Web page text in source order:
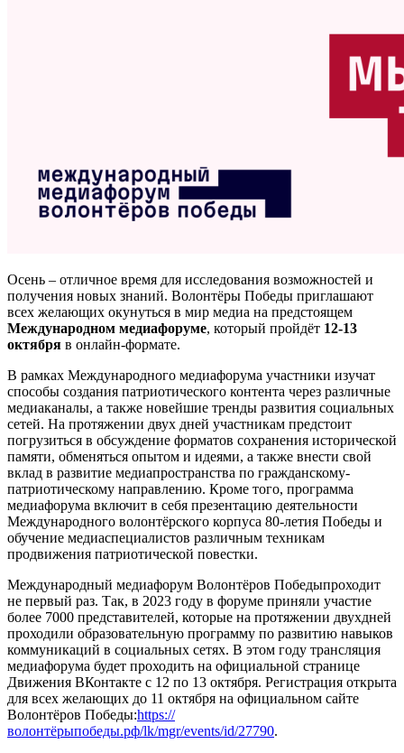
Осень – отличное время для исследования возможностей и
получения новых знаний. Волонтёры Победы приглашают
всех желающих окунуться в мир медиа на предстоящем
Международном медиафоруме, который пройдёт 12-13
октября в онлайн-формате.
В рамках Международного медиафорума участники изучат
способы создания патриотического контента через различные
медиаканалы, а также новейшие тренды развития социальных
сетей. На протяжении двух дней участникам предстоит
погрузиться в обсуждение форматов сохранения исторической
памяти, обменяться опытом и идеями, а также внести свой
вклад в развитие медиапространства по гражданскому-
патриотическому направлению. Кроме того, программа
медиафорума включит в себя презентацию деятельности
Международного волонтёрского корпуса 80-летия Победы и
обучение медиаспециалистов различным техникам
продвижения патриотической повестки.
Международный медиафорум Волонтёров Победыпроходит
не первый раз. Так, в 2023 году в форуме приняли участие
более 7000 представителей, которые на протяжении двухдней
проходили образовательную программу по развитию навыков
коммуникаций в социальных сетях. В этом году трансляция
медиафорума будет проходить на официальной странице
Движения ВКонтакте с 12 по 13 октября. Регистрация открыта
для всех желающих до 11 октября на официальном сайте
Волонтёров Победы:https://
волонтёрыпобеды.рф/lk/mgr/events/id/27790.